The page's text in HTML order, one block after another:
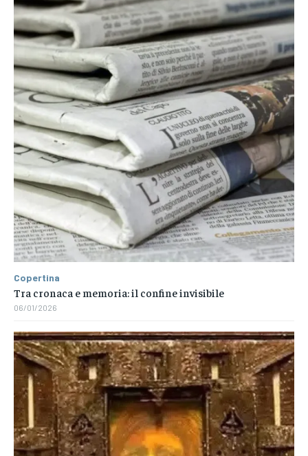
Copertina
Tra cronaca e memoria: il confine invisibile
06/01/2026